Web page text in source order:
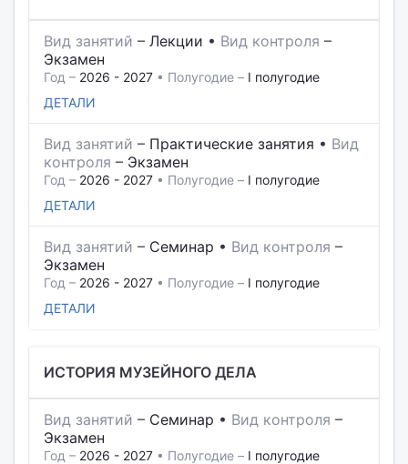
Вид занятий – Лекции • Вид контроля –
Экзамен
Год – 2026 - 2027 • Полугодие – I полугодие
ДЕТАЛИ
Вид занятий – Практические занятия • Вид
контроля – Экзамен
Год – 2026 - 2027 • Полугодие – I полугодие
ДЕТАЛИ
Вид занятий – Семинар • Вид контроля –
Экзамен
Год – 2026 - 2027 • Полугодие – I полугодие
ДЕТАЛИ
ИСТОРИЯ МУЗЕЙНОГО ДЕЛА
Вид занятий – Семинар • Вид контроля –
Экзамен
Год – 2026 - 2027 • Полугодие – I полугодие